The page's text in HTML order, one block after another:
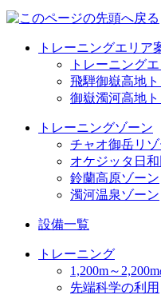
トレーニングエリア
トレーニング
飛騨御嶽高地
御嶽濁河高地
トレーニングゾーン
チャオ御岳リ
オケジッタ日
鈴蘭高原ゾーン
濁河温泉ゾーン
設備一覧
トレーニング
1,200m～
先端科学の利用